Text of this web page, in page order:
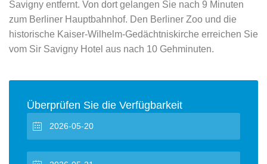
Savigny entfernt. Von dort gelangen Sie nach 9 Minuten
zum Berliner Hauptbahnhof. Den Berliner Zoo und die
historische Kaiser-Wilhelm-Gedächtniskirche erreichen Sie
vom Sir Savigny Hotel aus nach 10 Gehminuten.
Überprüfen Sie die Verfügbarkeit